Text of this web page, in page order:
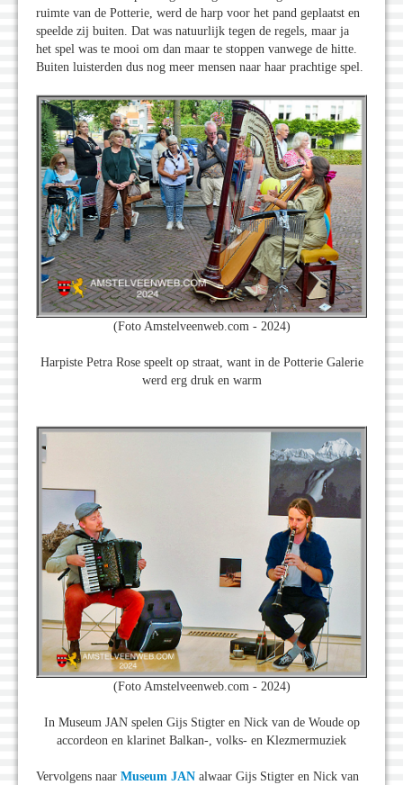
ruimte van de Potterie, werd de harp voor het pand geplaatst en
speelde zij buiten. Dat was natuurlijk tegen de regels, maar ja
het spel was te mooi om dan maar te stoppen vanwege de hitte.
Buiten luisterden dus nog meer mensen naar haar prachtige spel.
(Foto Amstelveenweb.com - 2024)
Harpiste Petra Rose speelt op straat, want in de Potterie Galerie
werd erg druk en warm
(Foto Amstelveenweb.com - 2024)
In Museum JAN spelen Gijs Stigter en Nick van de Woude op
accordeon en klarinet Balkan-, volks- en Klezmermuziek
Vervolgens naar Museum JAN alwaar Gijs Stigter en Nick van